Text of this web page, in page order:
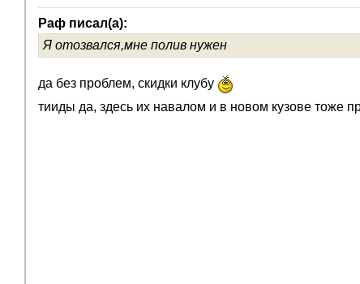
Раф писал(а):
Я отозвался,мне полив нужен
да без проблем, скидки клубу
тииды да, здесь их навалом и в новом кузове тоже